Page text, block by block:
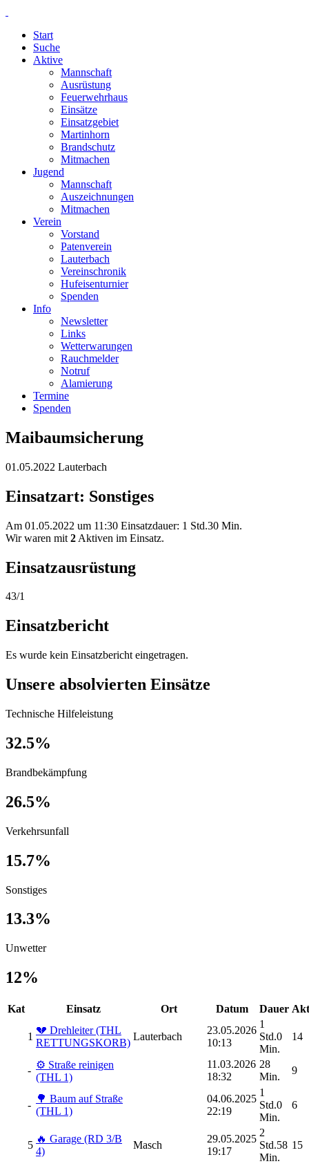
Start
Suche
Aktive
Mannschaft
Ausrüstung
Feuerwehrhaus
Einsätze
Einsatzgebiet
Martinhorn
Brandschutz
Mitmachen
Jugend
Mannschaft
Auszeichnungen
Mitmachen
Verein
Vorstand
Patenverein
Lauterbach
Vereinschronik
Hufeisenturnier
Spenden
Info
Newsletter
Links
Wetterwarungen
Rauchmelder
Notruf
Alamierung
Termine
Spenden
Maibaumsicherung
01.05.2022 Lauterbach
Einsatzart: Sonstiges
Am 01.05.2022 um 11:30 Einsatzdauer: 1 Std.30 Min.
Wir waren mit 2 Aktiven im Einsatz.
Einsatzausrüstung
43/1
Einsatzbericht
Es wurde kein Einsatzbericht eingetragen.
Unsere absolvierten Einsätze
Technische Hilfeleistung
32.5%
Brandbekämpfung
26.5%
Verkehrsunfall
15.7%
Sonstiges
13.3%
Unwetter
12%
Kat Einsatz Ort Datum Dauer
1
💔 Drehleiter (THL
RETTUNGSKORB)
Lauterbach
23.05.2026
10:13
1
Std.0
Min.
14
- ⚙️ Straße reinigen
(THL 1)
11.03.2026
18:32
28
Min.
9
-
🌳 Baum auf Straße
(THL 1)
04.06.2025
22:19
1
Std.0
Min.
6
5
🔥 Garage (RD 3/B
4)
Masch
29.05.2025
19:17
2
Std.58
Min.
15